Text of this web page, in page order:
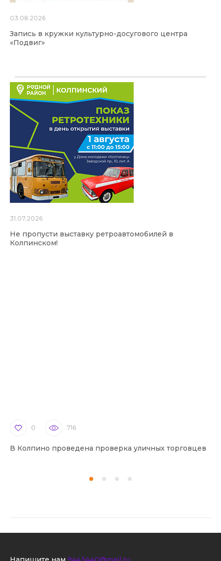
03.08.2026
Запись в кружки культурно-досугового центра
«Подвиг»
31.07.2026
Не пропусти выставку ретроавтомобилей в
Колпинском!
0 716
В Колпино проведена проверка уличных торговцев